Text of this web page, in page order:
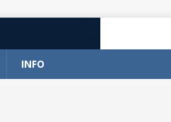
INFO